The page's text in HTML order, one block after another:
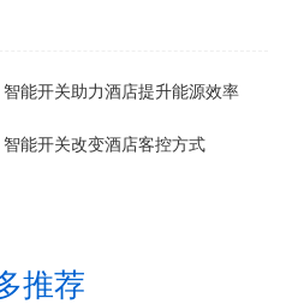
智能开关助力酒店提升能源效率
智能开关改变酒店客控方式
推荐